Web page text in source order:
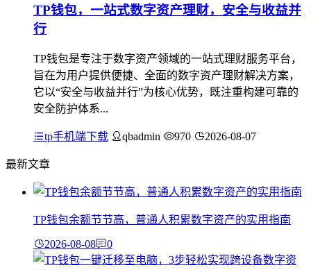
TP钱包，一站式数字资产理财，安全与收益并
行
TP钱包是专注于数字资产领域的一站式理财服务平台，
旨在为用户提供便捷、全面的数字资产理财解决方案，
它以“安全与收益并行”为核心优势，既注重构建可靠的
安全防护体系...
tp手机端下载 qbadmin 970 2026-08-07
最新文章
TP钱包余额节节高，普通人积累数字资产的实用指南
2026-08-08 0